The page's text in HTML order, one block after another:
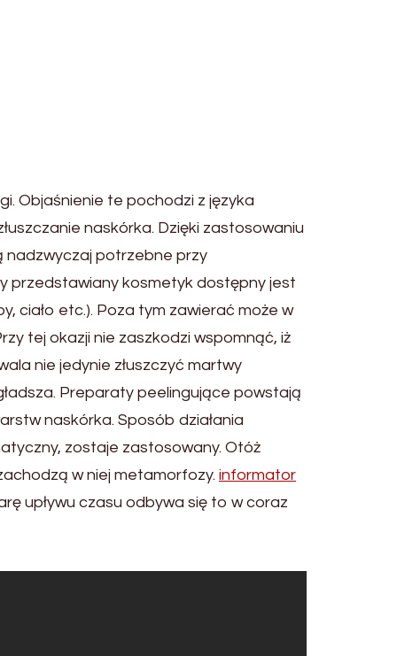
Objaśnienie te pochodzi z języka
naskórka. Dzięki zastosowaniu
nadzwyczaj potrzebne przy
przedstawiany kosmetyk dostępny jest
ciało etc.). Poza tym zawierać może w
tej okazji nie zaszkodzi wspomnąć, iż
nie jedynie złuszczyć martwy
Preparaty peelingujące powstają
naskórka. Sposób działania
zostaje zastosowany. Otóż
w niej metamorfozy. informator
upływu czasu odbywa się to w coraz